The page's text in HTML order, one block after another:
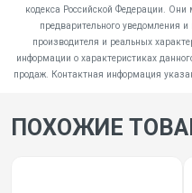
кодекса Российской Федерации.
предварительного уведомления и
производителя и реальных
информации о характеристиках
продаж. Контактная информация
ПОХОЖИЕ